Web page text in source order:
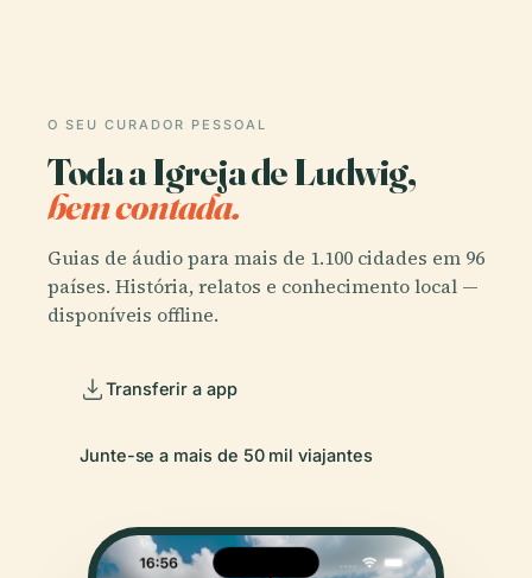
O SEU CURADOR PESSOAL
Toda a Igreja de Ludwig,
bem contada.
Guias de áudio para mais de 1.100 cidades em 96
países. História, relatos e conhecimento local —
disponíveis offline.
Transferir a app
Junte-se a mais de 50 mil viajantes